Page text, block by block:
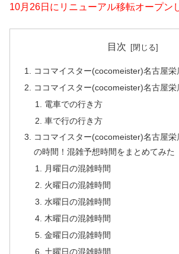
10月26日にリニューアル移転オープン
目次
ココマイスター(cocomeister)名古屋栄
ココマイスター(cocomeister)名古屋
電車での行き方
車で行の行き方
ココマイスター(cocomeister)名古屋栄
の時間！混雑予想時間をまとめてみた
月曜日の混雑時間
火曜日の混雑時間
水曜日の混雑時間
木曜日の混雑時間
金曜日の混雑時間
土曜日の混雑時間